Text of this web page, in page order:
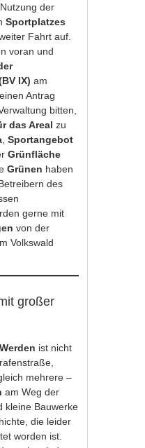
der
Sportplatzes
Fahrt auf.
voran und
IX) am
Antrag
bitten,
das Areal zu
,Sportangebot
Grünfläche
Grünen haben
des
gerne mit
von der
Volkswald
großer
ist nicht
mehrere –
am Weg der
kleine Bauwerke
die leider
worden ist.